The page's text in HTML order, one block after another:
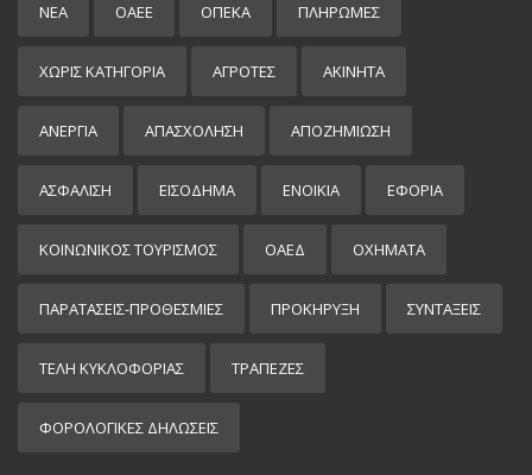
ΝΕΑ ΟΑΕΕ ΟΠΕΚΑ ΠΛΗΡΩΜΕΣ
ΧΩΡΊΣ ΚΑΤΗΓΟΡΊΑ ΑΓΡΟΤΕΣ ΑΚΙΝΗΤΑ
ΑΝΕΡΓΙΑ ΑΠΑΣΧΟΛΗΣΗ ΑΠΟΖΗΜΙΩΣΗ
ΑΣΦΑΛΙΣΗ ΕΙΣΌΔΗΜΑ ΕΝΟΙΚΙΑ ΕΦΟΡΙΑ
ΚΟΙΝΩΝΙΚΟΣ ΤΟΥΡΙΣΜΟΣ ΟΑΕΔ ΟΧΗΜΑΤΑ
ΠΑΡΑΤΑΣΕΙΣ-ΠΡΟΘΕΣΜΙΕΣ ΠΡΟΚΉΡΥΞΗ ΣΥΝΤΑΞΕΙΣ
ΤΕΛΗ ΚΥΚΛΟΦΟΡΙΑΣ ΤΡΑΠΕΖΕΣ
ΦΟΡΟΛΟΓΙΚΕΣ ΔΗΛΩΣΕΙΣ